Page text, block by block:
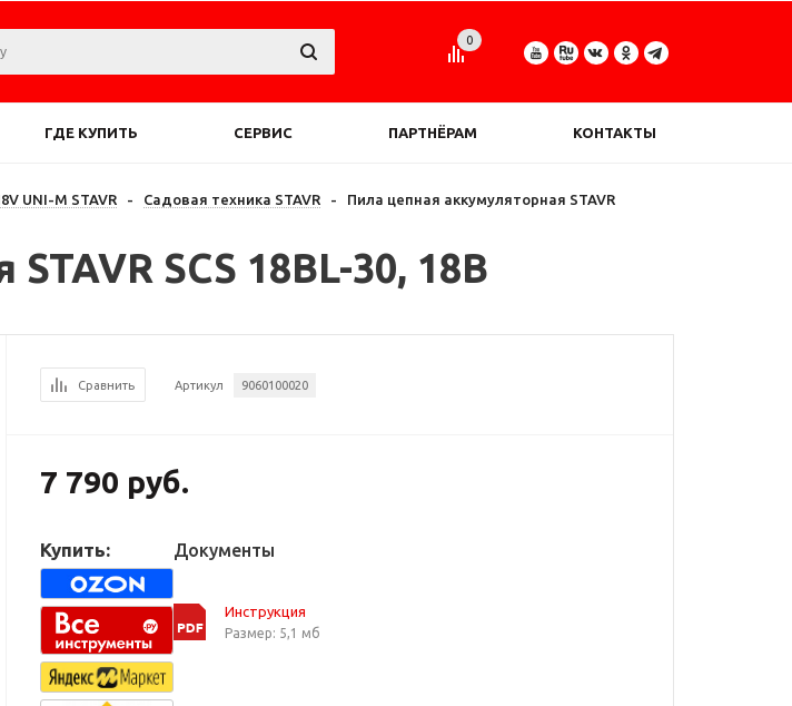
0
ГДЕ КУПИТЬ СЕРВИС ПАРТНЁРАМ КОНТАКТЫ
UNI-M STAVR - Садовая техника STAVR -
Пила цепная аккумуляторная STAVR
SCS 18BL-30, 18В
Сравнить Артикул 9060100020
7 790 руб.
Купить: Документы
Инструкция
Размер: 5,1 мб